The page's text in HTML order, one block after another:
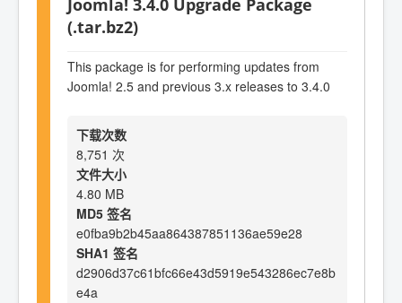
(.tar.bz2)
This package is for performing updates from
Joomla! 2.5 and previous 3.x releases to 3.4.0
下载次数
8,751 次
文件大小
4.80 MB
MD5 签名
e0fba9b2b45aa864387851136ae59e28
SHA1 签名
d2906d37c61bfc66e43d5919e543286ec7e8b
e4a